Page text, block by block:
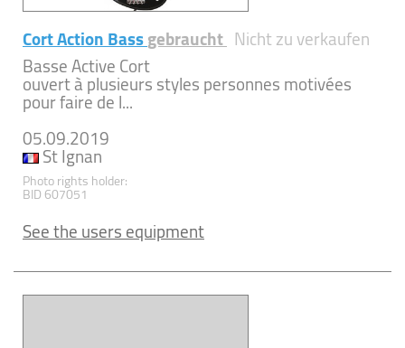
Cort Action Bassgebraucht Nicht zu verkaufen
Basse Active Cort
ouvert à plusieurs styles personnes motivées
pour faire de l...
05.09.2019
St Ignan
Photo rights holder:
BID 607051
See the users equipment